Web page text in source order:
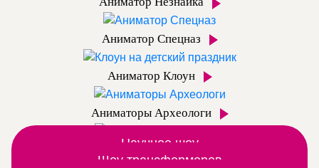
Аниматор Спецназ
Аниматор Клоун
Аниматоры Археологи
Научное шоу
Вместе с аниматором открываем мир химии и
Шоу трансформеров